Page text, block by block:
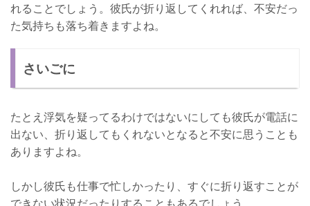
れることでしょう。彼氏が折り返してくれれば、不安だっ
た気持ちも落ち着きますよね。
さいごに
たとえ浮気を疑ってるわけではないにしても彼氏が電話に
出ない、折り返してもくれないとなると不安に思うことも
ありますよね。
しかし彼氏も仕事で忙しかったり、すぐに折り返すことが